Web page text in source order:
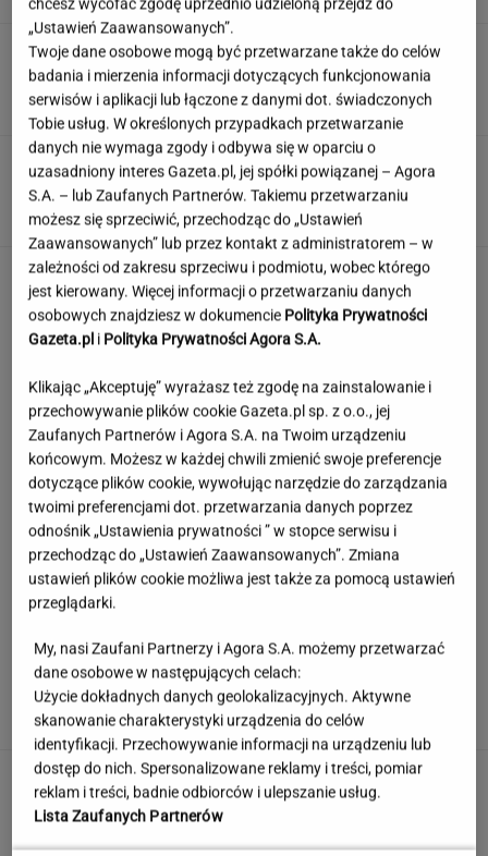
Duda ułaskawił Wąsika i
Kamińskiego, jego nie. "Skazał mnie Pan na
karę śmierci"
100 proc. obłożenia w samolotach. Wakacyjny
kierunek jest hitem
Księżniczka musi iść do wojska. Tyle czasu
spędzi w armii
Włóż to do doniczki przed urlopem. Rośliny
nie zostaną bez wody
chcesz wycofać zgodę uprzednio udzieloną przejdź do
„Ustawień Zaawansowanych”.
Twoje dane osobowe mogą być przetwarzane także do celów
badania i mierzenia informacji dotyczących funkcjonowania
serwisów i aplikacji lub łączone z danymi dot. świadczonych
Tobie usług. W określonych przypadkach przetwarzanie
danych nie wymaga zgody i odbywa się w oparciu o
uzasadniony interes Gazeta.pl, jej spółki powiązanej – Agora
S.A. – lub Zaufanych Partnerów. Takiemu przetwarzaniu
możesz się sprzeciwić, przechodząc do „Ustawień
Zaawansowanych” lub przez kontakt z administratorem – w
zależności od zakresu sprzeciwu i podmiotu, wobec którego
jest kierowany. Więcej informacji o przetwarzaniu danych
osobowych znajdziesz w dokumencie Polityka Prywatności
Gazeta.pl i Polityka Prywatności Agora S.A.
Klikając „Akceptuję” wyrażasz też zgodę na zainstalowanie i
przechowywanie plików cookie Gazeta.pl sp. z o.o., jej
Zaufanych Partnerów i Agora S.A. na Twoim urządzeniu
końcowym. Możesz w każdej chwili zmienić swoje preferencje
dotyczące plików cookie, wywołując narzędzie do zarządzania
twoimi preferencjami dot. przetwarzania danych poprzez
odnośnik „Ustawienia prywatności ” w stopce serwisu i
przechodząc do „Ustawień Zaawansowanych”. Zmiana
ustawień plików cookie możliwa jest także za pomocą ustawień
przeglądarki.
My, nasi Zaufani Partnerzy i Agora S.A. możemy przetwarzać
dane osobowe w następujących celach:
Użycie dokładnych danych geolokalizacyjnych. Aktywne
skanowanie charakterystyki urządzenia do celów
identyfikacji. Przechowywanie informacji na urządzeniu lub
dostęp do nich. Spersonalizowane reklamy i treści, pomiar
reklam i treści, badnie odbiorców i ulepszanie usług.
Lista Zaufanych Partnerów